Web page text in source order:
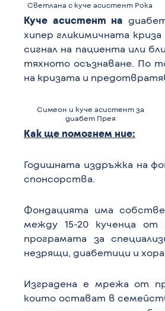
Светлана с куче асистент Рока
Куче асистент на
хипер гликимичната
сигнал на пациента или
тяхното осъзнаване. По
на кризата и
Симеон и куче асистент за
диабет Прея
Каk ще помогнем ние:
Годишната издръжка на
спонсорства.
Фондацията има
между 15-20 кученца
програмата за
незрящи, диабетици и
Изградена е мрежа от
които остават в